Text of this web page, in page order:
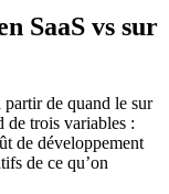
SaaS vs sur
de quand le sur
de trois variables :
de développement
de ce qu’on